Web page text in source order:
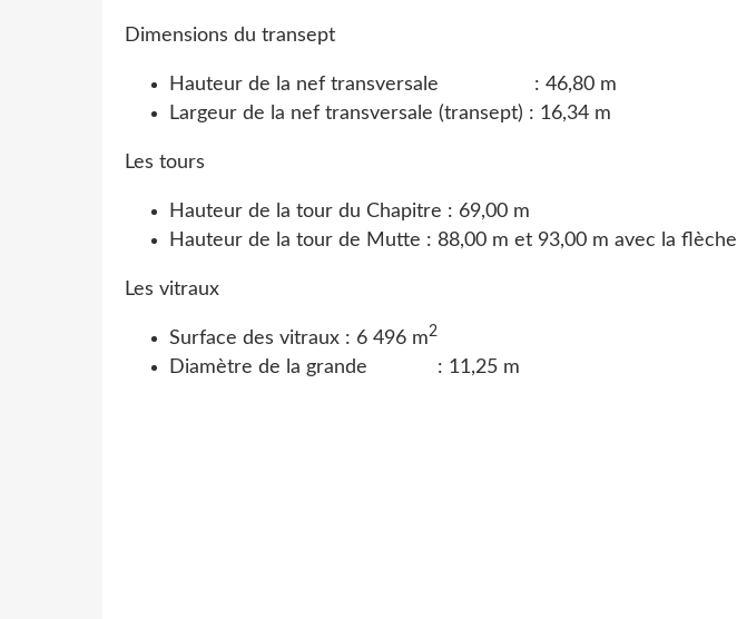
Dimensions du transept
Hauteur de la nef transversale : 46,80 m
Largeur de la nef transversale (transept) : 16,34 m
Les tours
Hauteur de la tour du Chapitre : 69,00 m
Hauteur de la tour de Mutte : 88,00 m et 93,00 m avec la flèche
Les vitraux
Surface des vitraux : 6 496 m2
Diamètre de la grande : 11,25 m